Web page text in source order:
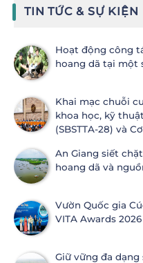
TIN TỨC & SỰ KIỆN
Hoạt động công
hoang dã tại một
Khai mạc chuỗi
khoa học, kỹ
(SBSTTA-28) và
An Giang siết
hoang dã và
Vườn Quốc gia
VITA Awards 2026
Giữ vững đa